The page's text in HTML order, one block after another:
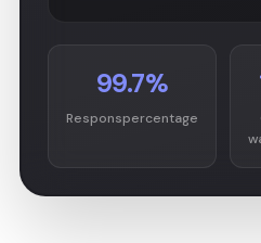
99.7%
Responspercentage